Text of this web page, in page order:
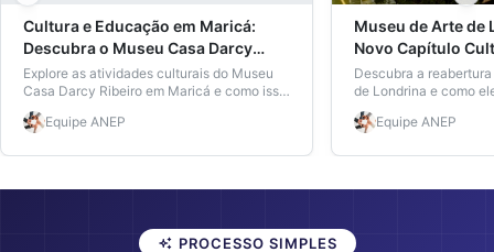
Cultura e Educação em Maricá:
Descubra o Museu Casa Darcy
Ribeiro
Explore as atividades culturais do Museu
Casa Darcy Ribeiro em Maricá e como isso
pode enriquecer sua educação.
Equipe ANEP
Museu de Arte de
Novo Capítulo
Estudantes e
Descubra a
de Londrina e como
educação dos alunos
região.Equipe ANEP
PROCESSO SIMPLES